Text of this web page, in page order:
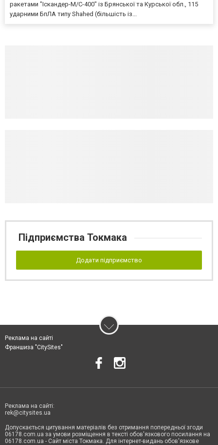
ракетами "Іскандер-М/С-400" із Брянської та Курської обл., 115
ударними БпЛА типу Shahed (більшість із...
Підприємства Токмака
Додати підприємство
Реклама на сайті
Франшиза "CitySites"
Реклама на сайті:
rek@citysites.ua
Допускається цитування матеріалів без отримання попередньої згоди
06178.com.ua за умови розміщення в тексті обов'язкового посилання на
06178.com.ua - Сайт міста Токмака. Для інтернет-видань обов'язкове